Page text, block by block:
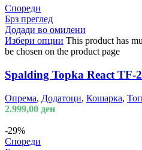
Спореди
Брз преглед
Додади во омилени
Избери опции This product has
be chosen on the product page
Spalding Topka React TF-
Опрема, Додатоци, Кошарка,
2.999,00 ден
-29%
Спореди